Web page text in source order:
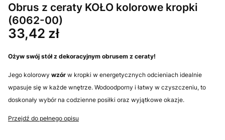
Obrus z ceraty KOŁO kolorowe kropki
(6062-00)
Cena
33,42 zł
Ożyw swój stół z dekoracyjnym obrusem z ceraty!
Jego kolorowy wzór w kropki w energetycznych odcieniach idealnie
wpasuje się w każde wnętrze. Wodoodporny i łatwy w czyszczeniu, to
doskonały wybór na codzienne posiłki oraz wyjątkowe okazje.
Przejdź do pełnego opisu